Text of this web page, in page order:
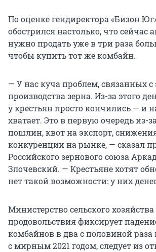
По оценке гендиректора «Бизон
обострился настолько, что сейчас
нужно продать уже в три раза
чтобы купить тот же комбайн.
— У нас куча проблем, связанных
производства зерна. Из-за этого
у крестьян просто кончились — и
хватает. Это в первую очередь из-
пошлин, квот на экспорт,
конкуренции на рынке, — сказал
Российского зернового союза
Злочевский. — Крестьяне хотят
нет такой возможности: у них
Министерство сельского
продовольствия фиксирует
комбайнов в два с половиной
с мирным2021 годом, следует из